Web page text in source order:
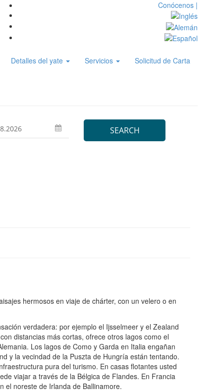
Conócenos |
Detalles del yate Servicios Solicitud de Carta
hermosos en viaje de chárter, con un velero o en
verdadera: por ejemplo el Ijsselmeer y el Zealand
distancias más cortas, ofrece otros lagos como el
Los lagos de Como y Garda en Italia engañan
y la vecindad de la Puszta de Hungría están tentando.
pura del turismo. En casas flotantes usted
viajar a través de la Bélgica de Flandes. En Francia
el noreste de Irlanda de Ballinamore.